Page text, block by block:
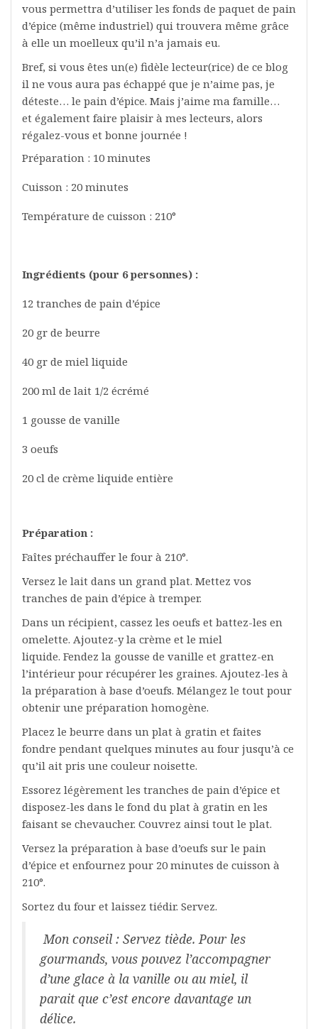
vous permettra d’utiliser les fonds de paquet de pain
d’épice (même industriel) qui trouvera même grâce
à elle un moelleux qu’il n’a jamais eu.
Bref, si vous êtes un(e) fidèle lecteur(rice) de ce blog
il ne vous aura pas échappé que je n’aime pas, je
déteste… le pain d’épice. Mais j’aime ma famille…
et également faire plaisir à mes lecteurs, alors
régalez-vous et bonne journée !
Préparation : 10 minutes
Cuisson : 20 minutes
Température de cuisson : 210°
Ingrédients (pour 6 personnes) :
12 tranches de pain d’épice
20 gr de beurre
40 gr de miel liquide
200 ml de lait 1/2 écrémé
1 gousse de vanille
3 oeufs
20 cl de crème liquide entière
Préparation :
Faîtes préchauffer le four à 210°.
Versez le lait dans un grand plat. Mettez vos
tranches de pain d’épice à tremper.
Dans un récipient, cassez les oeufs et battez-les en
omelette. Ajoutez-y la crème et le miel
liquide. Fendez la gousse de vanille et grattez-en
l’intérieur pour récupérer les graines. Ajoutez-les à
la préparation à base d’oeufs. Mélangez le tout pour
obtenir une préparation homogène.
Placez le beurre dans un plat à gratin et faites
fondre pendant quelques minutes au four jusqu’à ce
qu’il ait pris une couleur noisette.
Essorez légèrement les tranches de pain d’épice et
disposez-les dans le fond du plat à gratin en les
faisant se chevaucher. Couvrez ainsi tout le plat.
Versez la préparation à base d’oeufs sur le pain
d’épice et enfournez pour 20 minutes de cuisson à
210°.
Sortez du four et laissez tiédir. Servez.
Mon conseil : Servez tiède. Pour les
gourmands, vous pouvez l’accompagner
d’une glace à la vanille ou au miel, il
parait que c’est encore davantage un
délice.